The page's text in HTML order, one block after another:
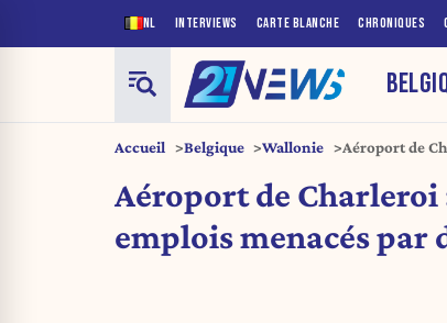
NL INTERVIEWS CARTE BLANCHE CHRONIQUES
Accueil Belgique Wallonie
Aéroport de
Aéroport de Charleroi
emplois menacés par